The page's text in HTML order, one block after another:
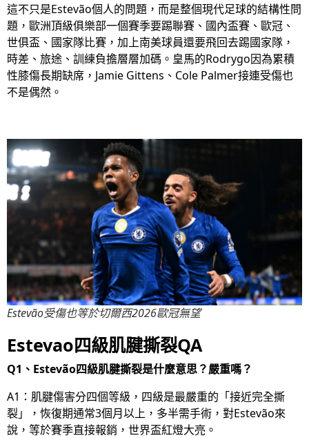
這不只是Estevão個人的問題，而是整個現代足球的結構性問
題，歐洲頂級俱樂部一個賽季要踢聯賽、國內盃賽、歐冠、
世俱盃、國家隊比賽，加上南美球員還要飛回去踢國家隊，
時差、旅途、訓練負擔層層加碼。皇馬的Rodrygo因為累積
性膝傷長期缺席，Jamie Gittens、Cole Palmer接連受傷也
不是偶然。
Estevão受傷也等於切爾西2026歐冠無望
Estevao四級肌腱撕裂QA
Q1、Estevão四級肌腱撕裂是什麼意思？嚴重嗎？
A1：肌腱傷害分四個等級，四級是最嚴重的「接近完全撕
裂」，恢復期通常3個月以上，多半需手術，對Estevão來
說，等於賽季直接報銷，世界盃紅燈大亮。